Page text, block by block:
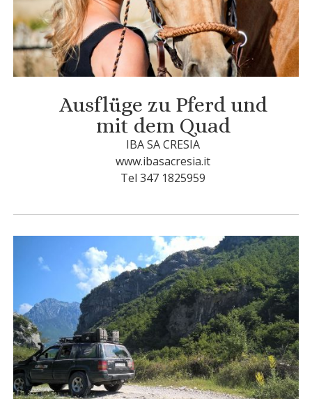
Ausflüge zu Pferd und
mit dem Quad
IBA SA CRESIA
www.ibasacresia.it
Tel 347 1825959